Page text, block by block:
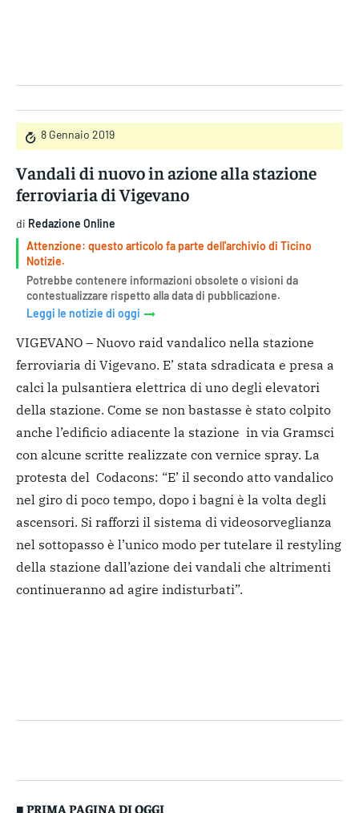
8 Gennaio 2019
Vandali di nuovo in azione alla stazione
ferroviaria di Vigevano
di Redazione Online
Attenzione: questo articolo fa parte dell'archivio di Ticino
Notizie.
Potrebbe contenere informazioni obsolete o visioni da
contestualizzare rispetto alla data di pubblicazione.
Leggi le notizie di oggi
VIGEVANO – Nuovo raid vandalico nella stazione
ferroviaria di Vigevano. E’ stata sdradicata e presa a
calci la pulsantiera elettrica di uno degli elevatori
della stazione. Come se non bastasse è stato colpito
anche l’edificio adiacente la stazione in via Gramsci
con alcune scritte realizzate con vernice spray. La
protesta del Codacons: “E’ il secondo atto vandalico
nel giro di poco tempo, dopo i bagni è la volta degli
ascensori. Si rafforzi il sistema di videosorveglianza
nel sottopasso è l’unico modo per tutelare il restyling
della stazione dall’azione dei vandali che altrimenti
continueranno ad agire indisturbati”.
■ PRIMA PAGINA DI OGGI